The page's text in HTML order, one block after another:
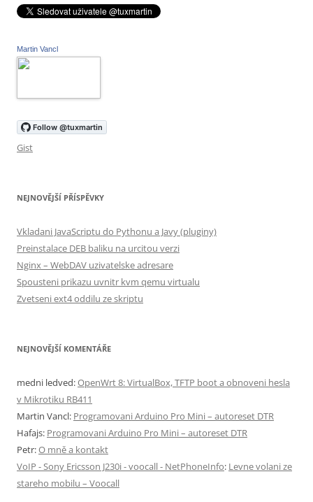
Martin Vancl
Gist
NEJNOVĚJŠÍ PŘÍSPĚVKY
Vkladani JavaScriptu do Pythonu a Javy (pluginy)
Preinstalace DEB baliku na urcitou verzi
Nginx – WebDAV uzivatelske adresare
Spousteni prikazu uvnitr kvm qemu virtualu
Zvetseni ext4 oddilu ze skriptu
NEJNOVĚJŠÍ KOMENTÁŘE
medni ledved:OpenWrt 8: VirtualBox, TFTP boot a obnoveni hesla
v Mikrotiku RB411
Martin Vancl: Programovani Arduino Pro Mini – autoreset DTR
Hafajs: Programovani Arduino Pro Mini – autoreset DTR
Petr:O mně a kontakt
VoIP - Sony Ericsson J230i - voocall - NetPhoneInfo: Levne volani ze
stareho mobilu – Voocall